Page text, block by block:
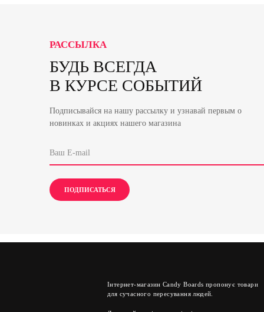
РАССЫЛКА
БУДЬ ВСЕГДА
В КУРСЕ СОБЫТИЙ
Подписывайся на нашу рассылку и узнавай первым о
новинках и акциях нашего магазина
Інтернет-магазин Candy Boards пропонує товари
для сучасного пересування людей.